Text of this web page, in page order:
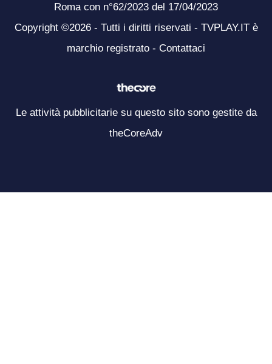
Roma con n°62/2023 del 17/04/2023
Copyright ©2026 - Tutti i diritti riservati - TVPLAY.IT è
marchio registrato - Contattaci
Le attività pubblicitarie su questo sito sono gestite da
theCoreAdv